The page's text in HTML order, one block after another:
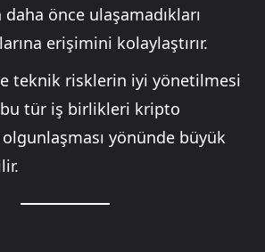
daha önce ulaşamadıkları
erişimini kolaylaştırır.
teknik risklerin iyi yönetilmesi
tür iş birlikleri kripto
olgunlaşması yönünde büyük